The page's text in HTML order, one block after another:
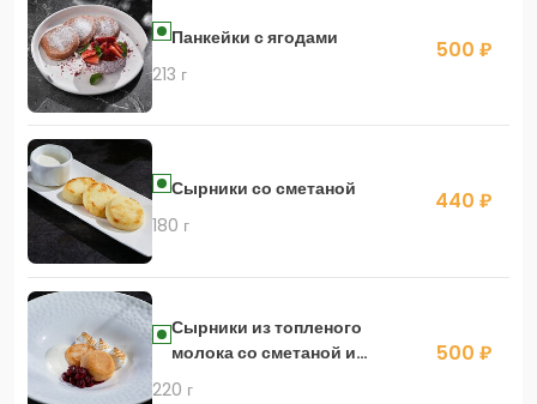
Панкейки с ягодами
213 г
500 ₽
Сырники со сметаной
180 г
440 ₽
Сырники из топленого
молока со сметаной и
вишней
220 г
500 ₽